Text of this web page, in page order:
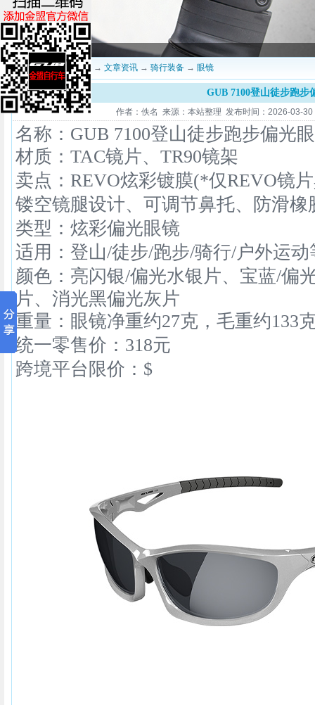
当前位置：深圳金盟 → 文章资讯 → 骑行装备 → 眼镜
GUB 7100登山徒步跑步
作者：佚名 来源：本站整理 发布时间：2026-03-30
名称：GUB 7100登山徒步跑步偏光
材质：TAC镜片、TR90镜架
卖点： REVO炫彩镀膜(*仅REVO镜
镂空镜腿设计、可调节鼻托、防滑橡
类型：炫彩偏光眼镜
适用：登山/徒步/跑步/骑行/户外运动
颜色： 亮闪银/偏光水银片、 宝蓝/偏
片、 消光黑偏光灰片
重量：眼镜净重约27克，毛重约133
统一零售价：318元
跨境平台限价：$